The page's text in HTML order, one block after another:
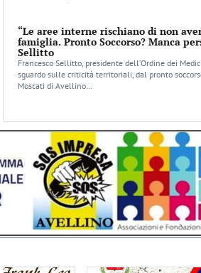
“Le aree interne rischiano di non
famiglia. Pronto Soccorso? Manca
Sellitto
Francesco Sellitto, presidente dell’Ordine dei
sguardo sulle criticità territoriali, dal pronto
Moscati di Avellino…